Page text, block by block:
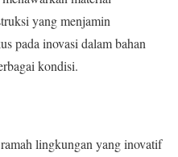
yang menjamin
pada inovasi dalam bahan
kondisi.
lingkungan yang inovatif